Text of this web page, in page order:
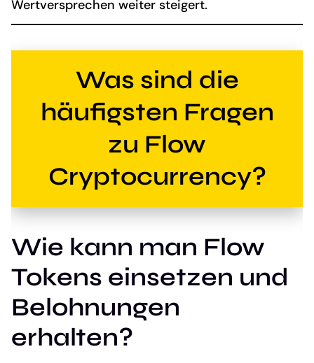
Wertversprechen weiter steigert.
Was sind die
häufigsten Fragen
zu Flow
Cryptocurrency?
Wie kann man Flow
Tokens einsetzen und
Belohnungen
erhalten?